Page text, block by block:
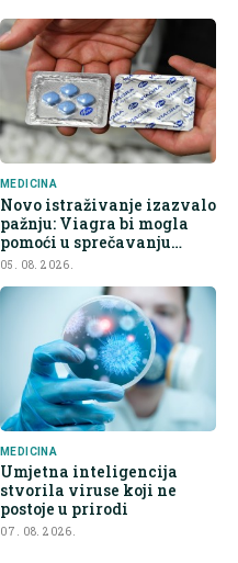
MEDICINA
Novo istraživanje izazvalo
pažnju: Viagra bi mogla
pomoći u sprečavanju
širenja raka
05. 08. 2026.
MEDICINA
Umjetna inteligencija
stvorila viruse koji ne
postoje u prirodi
07. 08. 2026.